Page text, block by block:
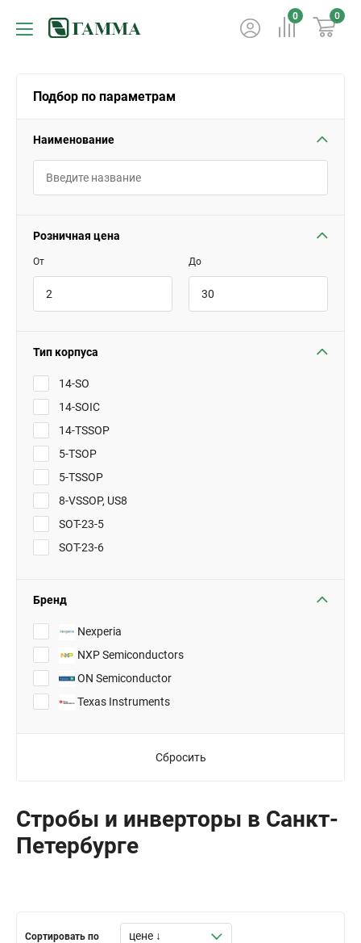
0 0
Подбор по параметрам
Наименование
Розничная цена
От До
Тип корпуса
14-SO
14-SOIC
14-TSSOP
5-TSOP
5-TSSOP
8-VSSOP, US8
SOT-23-5
SOT-23-6
Бренд
Nexperia
NXP Semiconductors
ON Semiconductor
Texas Instruments
Сбросить
Стробы и инверторы в Санкт-
Петербурге
Сортировать по